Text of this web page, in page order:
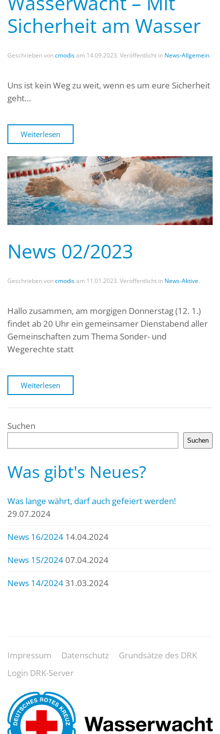
Sicherheit am Wasser
Geschrieben voncmodisam 14.09.2023. Veröffentlicht in News-Allgemein.
Uns ist kein Weg zu weit, wenn es um eure Sicherheit
geht…
Weiterlesen
News 02/2023
Geschrieben voncmodisam 11.01.2023. Veröffentlicht in News-Aktive.
Hallo zusammen, am morgigen Donnerstag (12. 1.)
findet ab 20 Uhr ein gemeinsamer Dienstabend aller
Gemeinschaften zum Thema Sonder- und
Wegerechte statt
Weiterlesen
Suchen
Suchen
Was gibt's Neues?
Was lange währt, darf auch gefeiert werden!
29.07.2024
News 16/2024 14.04.2024
News 15/2024 07.04.2024
News 14/202431.03.2024
Impressum Datenschutz
Grundsätze des DRK
Login DRK-Server